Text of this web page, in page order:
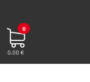
0
0,00 €